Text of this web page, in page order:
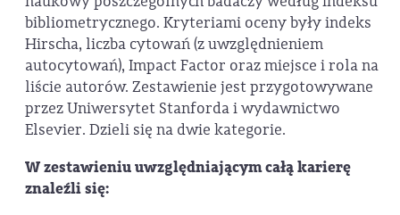
bibliometrycznego. Kryteriami oceny były indeks
Hirscha, liczba cytowań (z uwzględnieniem
autocytowań), Impact Factor oraz miejsce i rola na
liście autorów. Zestawienie jest przygotowywane
przez Uniwersytet Stanforda i wydawnictwo
Elsevier. Dzieli się na dwie kategorie.
W zestawieniu uwzględniającym całą karierę
znaleźli się: